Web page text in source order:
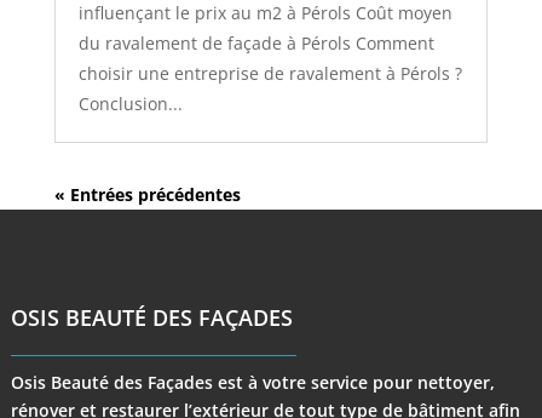
influençant le prix au m2 à Pérols Coût moyen
du ravalement de façade à Pérols Comment
choisir une entreprise de ravalement à Pérols ?
Conclusion...
« Entrées précédentes
OSIS BEAUTÉ DES FAÇADES
Osis Beauté des Façades est à votre service pour nettoyer,
rénover et restaurer l’extérieur de tout type de bâtiment afin